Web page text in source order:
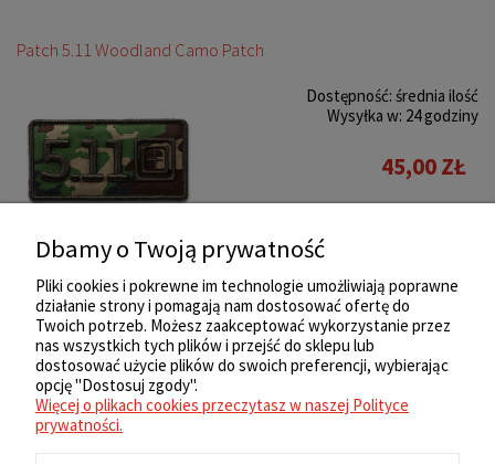
Patch 5.11 Woodland Camo Patch
Dostępność: średnia ilość
Wysyłka w: 24 godziny
45,00 ZŁ
« 1 2 3 4 5 ... 17 »
ZAKUPY
Dbamy o Twoją prywatność
Pliki cookies i pokrewne im technologie umożliwiają poprawne
działanie strony i pomagają nam dostosować ofertę do
Twoich potrzeb. Możesz zaakceptować wykorzystanie przez
nas wszystkich tych plików i przejść do sklepu lub
dostosować użycie plików do swoich preferencji, wybierając
opcję "Dostosuj zgody".
Więcej o plikach cookies przeczytasz w naszej Polityce
prywatności.